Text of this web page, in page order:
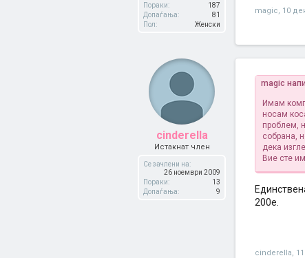
Пораки:
187
Допаѓања:
81
Пол:
Женски
magic, 10
cinderella
Истакнат член
Се зачлени на:
26 ноември 2009
Пораки:
13
Допаѓања:
9
magic
Имам
носам
проблем,
собрана,
дека
Вие сте
200е.
cinderella,